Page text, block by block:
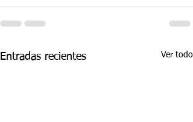
Entradas recientes Ver todo